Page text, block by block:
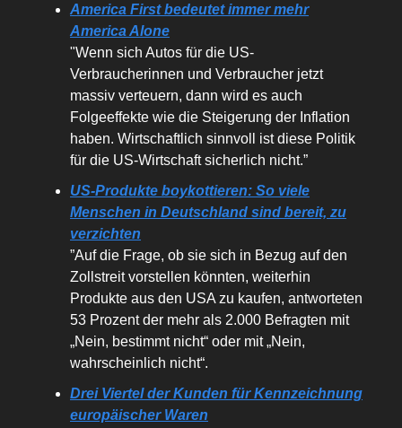
America First bedeutet immer mehr
America Alone
"Wenn sich Autos für die US-
Verbraucherinnen und Verbraucher jetzt
massiv verteuern, dann wird es auch
Folgeeffekte wie die Steigerung der Inflation
haben. Wirtschaftlich sinnvoll ist diese Politik
für die US-Wirtschaft sicherlich nicht.”
US-Produkte boykottieren: So viele
Menschen in Deutschland sind bereit, zu
verzichten
”Auf die Frage, ob sie sich in Bezug auf den
Zollstreit vorstellen könnten, weiterhin
Produkte aus den USA zu kaufen, antworteten
53 Prozent der mehr als 2.000 Befragten mit
„Nein, bestimmt nicht“ oder mit „Nein,
wahrscheinlich nicht“.
Drei Viertel der Kunden für Kennzeichnung
europäischer Waren